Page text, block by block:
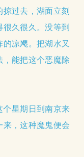
过去，湖面立刻
久很久。没等到
凉飔。把湖水又
能把这个恶魔除
个星期日到南京来
，这种魔鬼便会